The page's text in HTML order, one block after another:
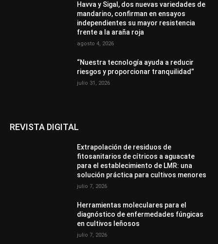
Havva y Sigal, dos nuevas variedades de
mandarino, confirman en ensayos
independientes su mayor resistencia
frente a la araña roja
agosto 4, 2026
“Nuestra tecnología ayuda a reducir
riesgos y proporcionar tranquilidad”
julio 31, 2026
REVISTA DIGITAL
Extrapolación de residuos de
fitosanitarios de cítricos a aguacate
para el establecimiento de LMR: una
solución práctica para cultivos menores
julio 7, 2026
Herramientas moleculares para el
diagnóstico de enfermedades fúngicas
en cultivos leñosos
julio 7, 2026